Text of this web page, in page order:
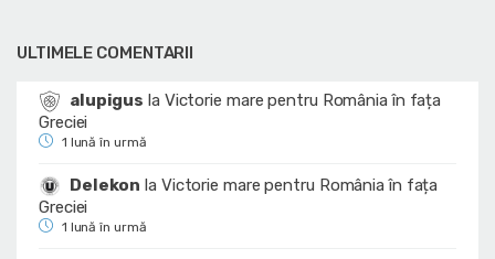
ULTIMELE COMENTARII
alupigus la Victorie mare pentru România în fața
Greciei
1 lună în urmă
Delekon la Victorie mare pentru România în fața
Greciei
1 lună în urmă